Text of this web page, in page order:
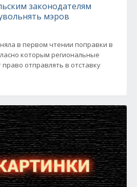
законодателям
мэров
в первом чтении поправки в
которым региональные
отправлять в отставку